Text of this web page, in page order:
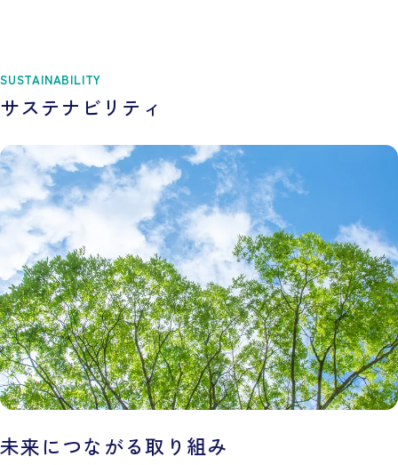
SUSTAINABILITY
サステナビリティ
未来につながる取り組み